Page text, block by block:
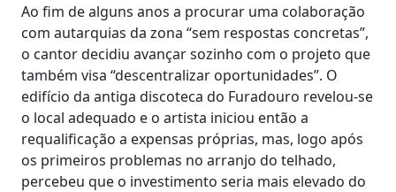
Ao fim de alguns anos a procurar uma colaboração
com autarquias da zona “sem respostas concretas”,
o cantor decidiu avançar sozinho com o projeto que
também visa “descentralizar oportunidades”. O
edifício da antiga discoteca do Furadouro revelou-se
o local adequado e o artista iniciou então a
requalificação a expensas próprias, mas, logo após
os primeiros problemas no arranjo do telhado,
percebeu que o investimento seria mais elevado do